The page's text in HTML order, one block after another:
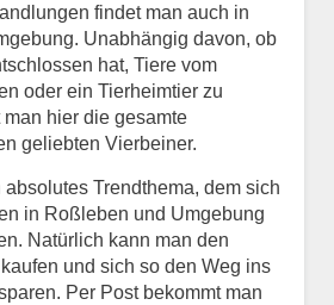
findet man auch in
Unabhängig davon, ob
hat, Tiere vom
oder ein Tierheimtier zu
hier die gesamte
geliebten Vierbeiner.
absolutes Trendthema, dem sich
in Roßleben und Umgebung
Natürlich kann man den
und sich so den Weg ins
Per Post bekommt man